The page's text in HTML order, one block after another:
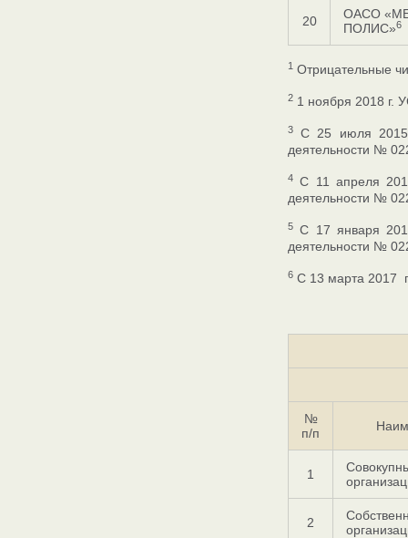
20
ОАСО
ПОЛИС»6
1 Отрицательные
2 1 ноября 2018 г.
3
С 25 июля 2015
деятельности №
4 C 11 апреля
деятельности №
5 C 17 января
деятельности №
6 С 13 марта 2017
№
п/п
1
2